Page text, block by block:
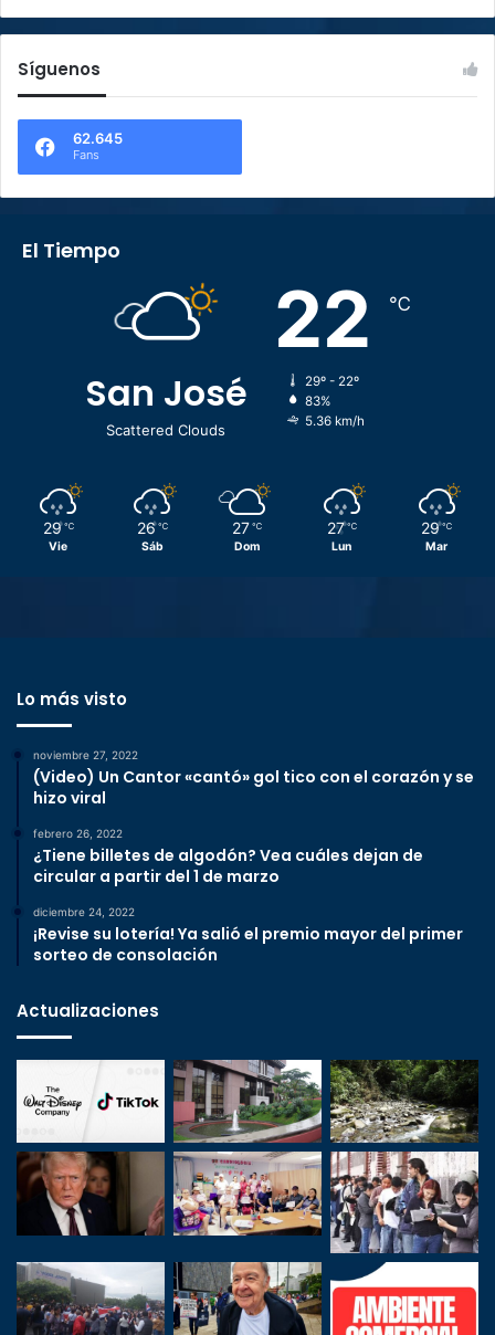
Síguenos
62.645
Fans
El Tiempo
San José
Scattered Clouds
22 ℃
29º - 22º
83%
5.36 km/h
29 ℃
Vie
26 ℃
Sáb
27 ℃
Dom
27 ℃
Lun
29 ℃
Mar
Lo más visto
noviembre 27, 2022
(Video) Un Cantor «cantó» gol tico con el corazón y se
hizo viral
febrero 26, 2022
¿Tiene billetes de algodón? Vea cuáles dejan de
circular a partir del 1 de marzo
diciembre 24, 2022
¡Revise su lotería! Ya salió el premio mayor del primer
sorteo de consolación
Actualizaciones